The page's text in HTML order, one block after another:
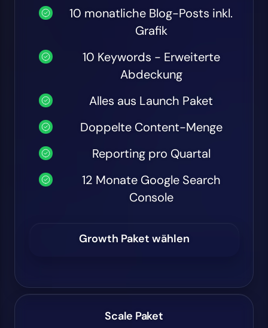
10 monatliche Blog-Posts inkl.
Grafik
10 Keywords - Erweiterte
Abdeckung
Alles aus Launch Paket
Doppelte Content-Menge
Reporting pro Quartal
12 Monate Google Search
Console
Growth Paket wählen
Scale Paket